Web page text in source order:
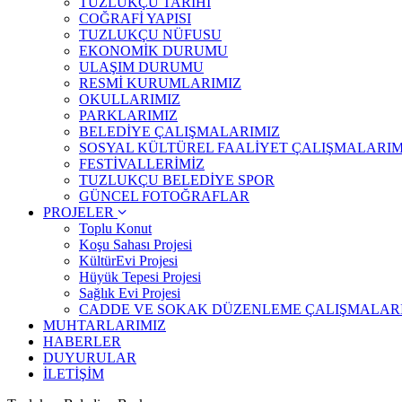
COĞRAFİ YAPISI
TUZLUKÇU NÜFUSU
EKONOMİK DURUMU
ULAŞIM DURUMU
RESMİ KURUMLARIMIZ
OKULLARIMIZ
PARKLARIMIZ
BELEDİYE ÇALIŞMALARIMIZ
SOSYAL KÜLTÜREL FAALİYET
FESTİVALLERİMİZ
TUZLUKÇU BELEDİYE SPOR
GÜNCEL FOTOĞRAFLAR
PROJELER
Toplu Konut
Koşu Sahası Projesi
KültürEvi Projesi
Hüyük Tepesi Projesi
Sağlık Evi Projesi
CADDE VE SOKAK DÜZENLEME
MUHTARLARIMIZ
HABERLER
DUYURULAR
İLETİŞİM